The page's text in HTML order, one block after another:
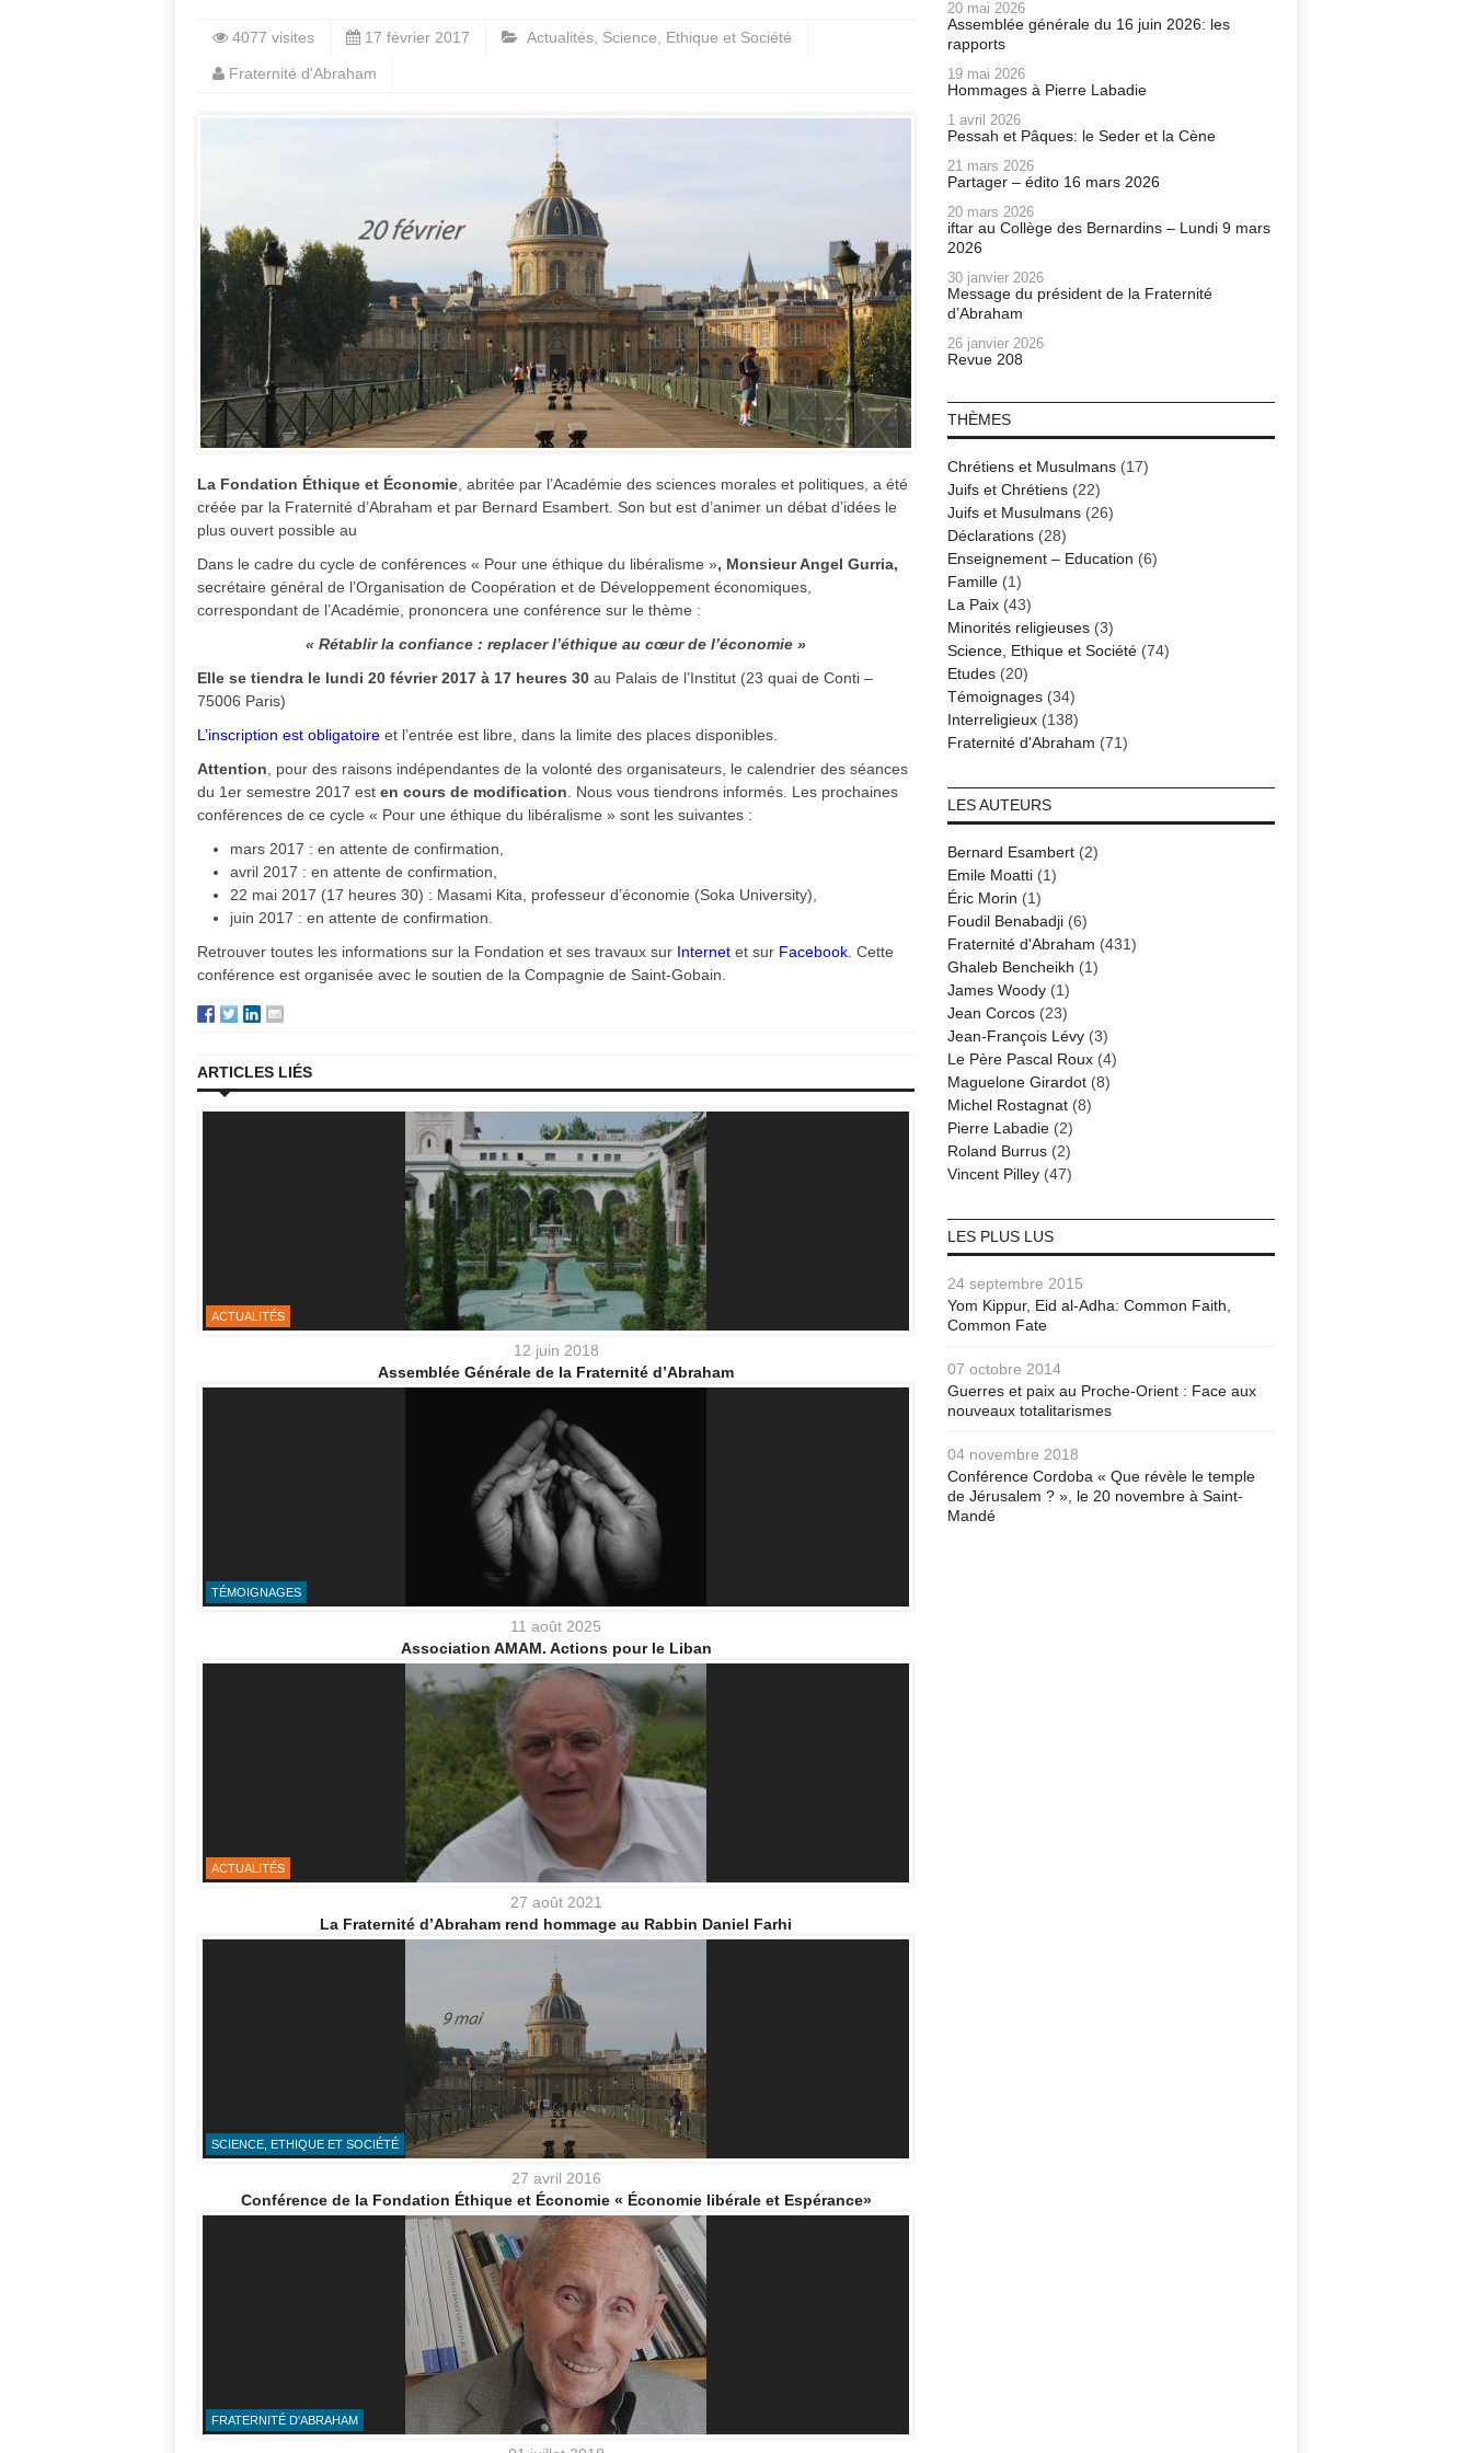
4077 visites 17 février 2017 Actualités Science, Ethique et Société
Fraternité d'Abraham
La Fondation Éthique et Économie , abritée par l’Académie des sciences morales et politiques, a été
créée par la Fraternité d’Abraham et par Bernard Esambert. Son but est d’animer un débat d’idées le
plus ouvert possible au
Dans le cadre du cycle de conférences « Pour une éthique du libéralisme », Monsieur Angel Gurria,
secrétaire général de l’Organisation de Coopération et de Développement économiques,
correspondant de l’Académie, prononcera une conférence sur le thème :
« Rétablir la confiance : replacer l’éthique au cœur de l’économie »
Elle se tiendra le lundi 20 février 2017 à 17 heures 30 au Palais de l’Institut (23 quai de Conti –
75006 Paris)
L’inscription est obligatoire et l’entrée est libre, dans la limite des places disponibles.
Attention , pour des raisons indépendantes de la volonté des organisateurs, le calendrier des séances
du 1er semestre 2017 est en cours de modification . Nous vous tiendrons informés. Les prochaines
conférences de ce cycle « Pour une éthique du libéralisme » sont les suivantes :
mars 2017 : en attente de confirmation,
avril 2017 : en attente de confirmation,
22 mai 2017 (17 heures 30) : Masami Kita, professeur d’économie (Soka University),
juin 2017 : en attente de confirmation.
Retrouver toutes les informations sur la Fondation et ses travaux sur Internet et sur Facebook . Cette
conférence est organisée avec le soutien de la Compagnie de Saint-Gobain.
ARTICLES LIÉS
ACTUALITÉS
12 juin 2018
Assemblée Générale de la Fraternité d’Abraham
TÉMOIGNAGES
11 août 2025
Association AMAM. Actions pour le Liban
ACTUALITÉS
27 août 2021
La Fraternité d’Abraham rend hommage au Rabbin Daniel Farhi
SCIENCE, ETHIQUE ET SOCIÉTÉ
27 avril 2016
Conférence de la Fondation Éthique et Économie « Économie libérale et Espérance»
FRATERNITÉ D'ABRAHAM
20 mai 2026
Assemblée générale du 16 juin 2026: les
rapports
19 mai 2026
Hommages à Pierre Labadie
1 avril 2026
Pessah et Pâques: le Seder et la Cène
21 mars 2026
Partager – édito 16 mars 2026
20 mars 2026
iftar au Collège des Bernardins – Lundi 9 mars
2026
30 janvier 2026
Message du président de la Fraternité
d’Abraham
26 janvier 2026
Revue 208
THÈMES
Chrétiens et Musulmans(17)
Juifs et Chrétiens(22)
Juifs et Musulmans(26)
Déclarations(28)
Enseignement – Education (6)
Famille(1)
La Paix(43)
Minorités religieuses(3)
Science, Ethique et Société(74)
Etudes(20)
Témoignages(34)
Interreligieux(138)
Fraternité d'Abraham (71)
LES AUTEURS
Bernard Esambert(2)
Emile Moatti(1)
Éric Morin (1)
Foudil Benabadji(6)
Fraternité d'Abraham (431)
Ghaleb Bencheikh (1)
James Woody(1)
Jean Corcos(23)
Jean-François Lévy(3)
Le Père Pascal Roux(4)
Maguelone Girardot(8)
Michel Rostagnat(8)
Pierre Labadie(2)
Roland Burrus(2)
Vincent Pilley(47)
LES PLUS LUS
24 septembre 2015
Yom Kippur, Eid al-Adha: Common Faith,
Common Fate
07 octobre 2014
Guerres et paix au Proche-Orient : Face aux
nouveaux totalitarismes
04 novembre 2018
Conférence Cordoba « Que révèle le temple
de Jérusalem ? », le 20 novembre à Saint-
Mandé